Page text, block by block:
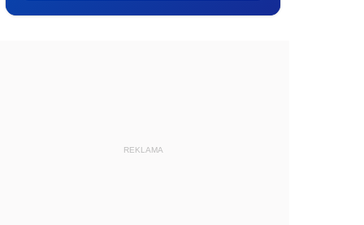
REKLAMA